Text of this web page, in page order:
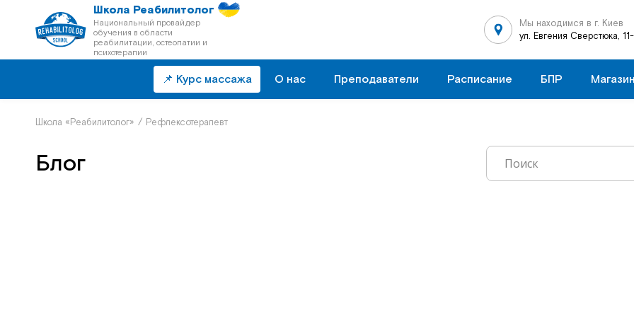
Школа Реабилитолог
Национальный провайдер
обучения в области
реабилитации, остеопатии и
психотерапии
Мы находимся в г. Киев
ул. Евгения Сверстюка,
📌 Курс массажа О нас Преподаватели Расписание БПР
Школа «Реабилитолог» / Рефлексотерапевт
Блог